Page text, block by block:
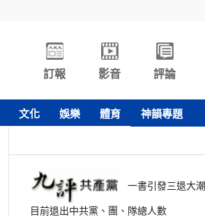
訂報 影音 評論
文化 娛樂 體育 神韻專題
一書引發三退大潮
目前退出中共黨、團、隊總人數